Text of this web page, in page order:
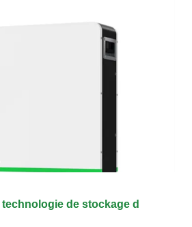
de stockage d